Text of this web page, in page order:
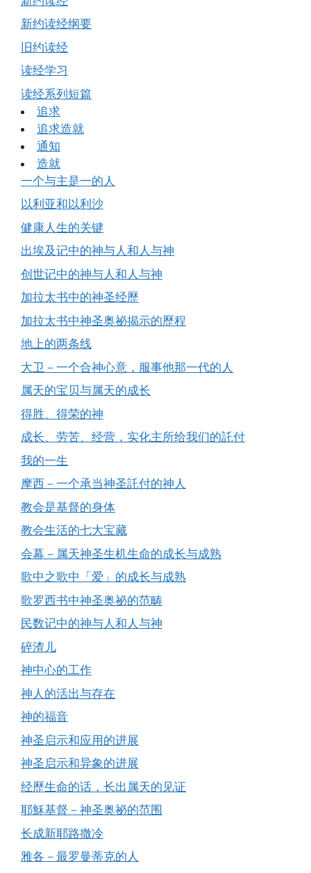
新约读经纲要
旧约读经
读经学习
读经系列短篇
追求
追求造就
通知
造就
一个与主是一的人
以利亚和以利沙
健康人生的关键
出埃及记中的神与人和人与神
创世记中的神与人和人与神
加拉太书中的神圣经歷
加拉太书中神圣奥祕揭示的歷程
地上的两条线
大卫－一个合神心意，服事他那一代的人
属天的宝贝与属天的成长
得胜、得荣的神
成长、劳苦、经营，实化主所给我们的託付
我的一生
摩西－一个承当神圣託付的神人
教会是基督的身体
教会生活的七大宝藏
会幕－属天神圣生机生命的成长与成熟
歌中之歌中「爱」的成长与成熟
歌罗西书中神圣奥祕的范畴
民数记中的神与人和人与神
碎渣儿
神中心的工作
神人的活出与存在
神的福音
神圣启示和应用的进展
神圣启示和异象的进展
经歷生命的话，长出属天的见证
耶穌基督－神圣奥祕的范围
长成新耶路撒冷
雅各－最罗曼蒂克的人